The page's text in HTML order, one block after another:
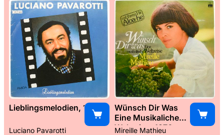
Lieblingsmelodien, 1989
Luciano Pavarotti
Wünsch Dir Was
Eine Musikaliche
Weltreise, 1976
Mireille Mathieu